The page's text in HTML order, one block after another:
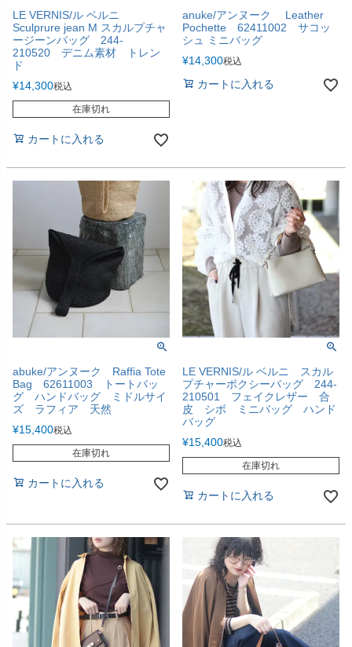
LE VERNIS/ル ベルニ
Sculprure jean M スカルプチャ
ージーンバッグ 244-
210520 デニム素材 トレン
ド
¥14,300税込
在庫切れ
カートに入れる
anuke/アンヌーク Leather
Pochette 62411002 サコッ
シュ ミニバッグ
¥14,300税込
カートに入れる
abuke/アンヌーク Raffia Tote
Bag 62611003 トートバッ
グ ハンドバッグ ミドルサイ
ズ ラフィア 天然
¥15,400税込
在庫切れ
カートに入れる
LE VERNIS/ル ベルニ スカル
プチャーボクシーバッグ 244-
210501 フェイクレザー 合
皮 シボ ミニバッグ ハンド
バッグ
¥15,400税込
在庫切れ
カートに入れる